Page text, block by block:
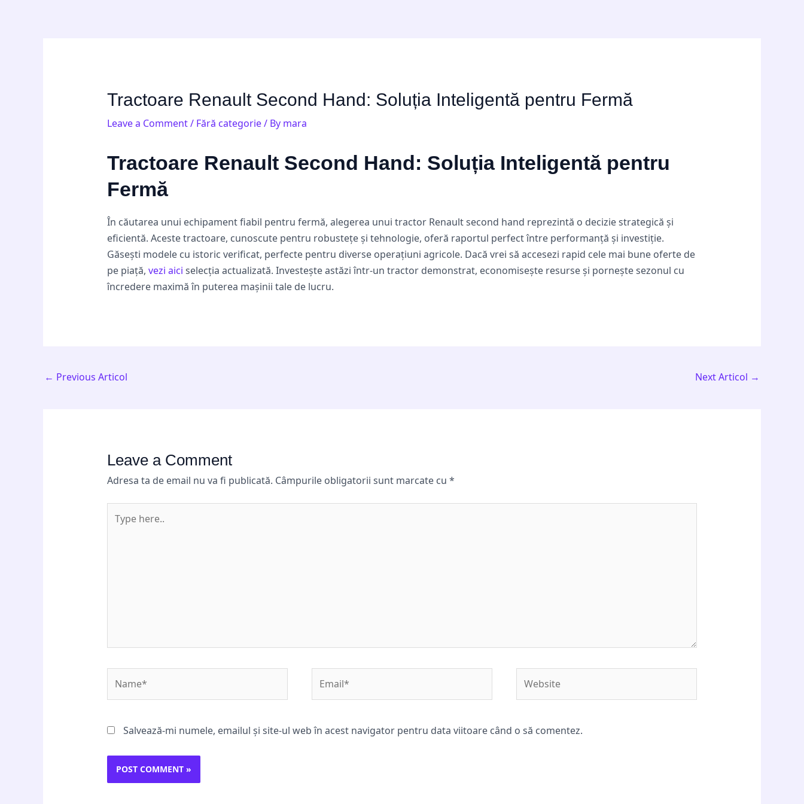
Tractoare Renault Second Hand: Soluția Inteligentă pentru Fermă
Leave a Comment/ Fără categorie/ By mara
Tractoare Renault Second Hand: Soluția Inteligentă pentru
Fermă
În căutarea unui echipament fiabil pentru fermă, alegerea unui tractor Renault second hand reprezintă o decizie strategică și
eficientă. Aceste tractoare, cunoscute pentru robustețe și tehnologie, oferă raportul perfect între performanță și investiție.
Găsești modele cu istoric verificat, perfecte pentru diverse operațiuni agricole. Dacă vrei să accesezi rapid cele mai bune oferte de
pe piață, vezi aici selecția actualizată. Investește astăzi într-un tractor demonstrat, economisește resurse și pornește sezonul cu
încredere maximă în puterea mașinii tale de lucru.
← Previous Articol Next Articol →
Leave a Comment
Adresa ta de email nu va fi publicată. Câmpurile obligatorii sunt marcate cu *
here..
Salvează-mi numele, emailul și site-ul web în acest navigator pentru data viitoare când o să comentez.